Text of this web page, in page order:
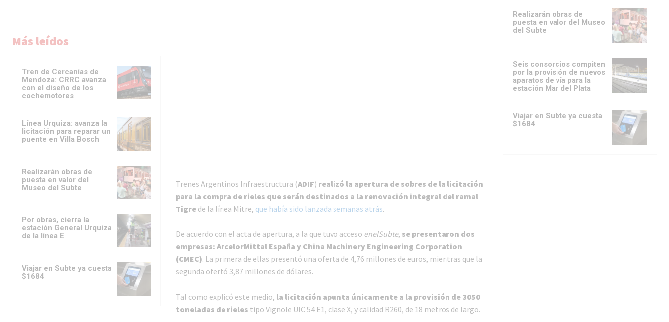
Más leídos
Tren de Cercanías de
Mendoza: CRRC avanza
con el diseño de los
cochemotores
Línea Urquiza: avanza la
licitación para reparar un
puente en Villa Bosch
Realizarán obras de
puesta en valor del
Museo del Subte
Por obras, cierra la
estación General Urquiza
de la línea E
Viajar en Subte ya cuesta
$1684
Trenes Argentinos Infraestructura (ADIF) realizó la apertura de sobres de la licitación
para la compra de rieles que serán destinados a la renovación integral del ramal
Tigrede la línea Mitre, que había sido lanzada semanas atrás.
De acuerdo con el acta de apertura, a la que tuvo acceso enelSubte, se presentaron dos
empresas: ArcelorMittal España y China Machinery Engineering Corporation
(CMEC). La primera de ellas presentó una oferta de 4,76 millones de euros, mientras que la
segunda ofertó 3,87 millones de dólares.
Tal como explicó este medio, la licitación apunta únicamente a la provisión de 3050
toneladas de rieles tipo Vignole UIC 54 E1, clase X, y calidad R260, de 18 metros de largo.
Realizarán obras de
puesta en valor del Museo
del Subte
Seis consorcios compiten
por la provisión de nuevos
aparatos de vía para la
estación Mar del Plata
Viajar en Subte ya cuesta
$1684